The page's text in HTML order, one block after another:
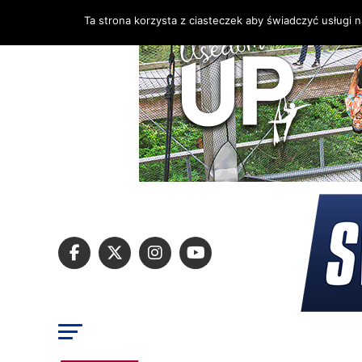
Ta strona korzysta z ciasteczek aby świadczyć usługi